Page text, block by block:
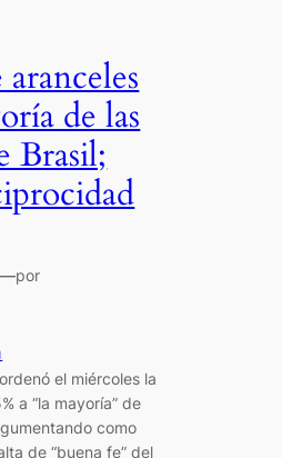
de las
Brasil;
por
el miércoles la
a “la mayoría” de
como
de “buena fe” del